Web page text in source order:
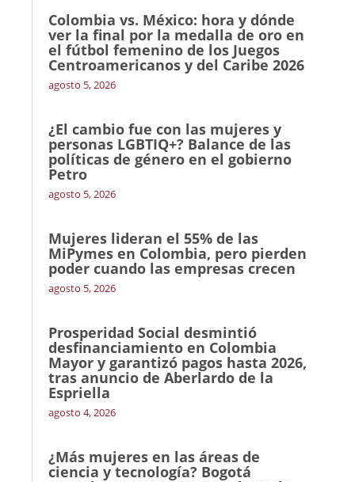
Colombia vs. México: hora y dónde
ver la final por la medalla de oro en
el fútbol femenino de los Juegos
Centroamericanos y del Caribe 2026
agosto 5, 2026
¿El cambio fue con las mujeres y
personas LGBTIQ+? Balance de las
políticas de género en el gobierno
Petro
agosto 5, 2026
Mujeres lideran el 55% de las
MiPymes en Colombia, pero pierden
poder cuando las empresas crecen
agosto 5, 2026
Prosperidad Social desmintió
desfinanciamiento en Colombia
Mayor y garantizó pagos hasta 2026,
tras anuncio de Aberlardo de la
Espriella
agosto 4, 2026
¿Más mujeres en las áreas de
ciencia y tecnología? Bogotá